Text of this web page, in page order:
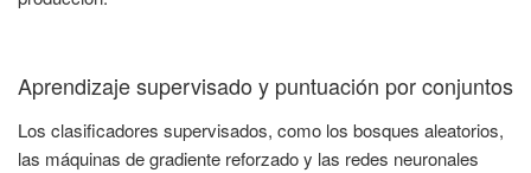
Aprendizaje supervisado y puntuación por conjuntos
Los clasificadores supervisados, como los bosques aleatorios,
las máquinas de gradiente reforzado y las redes neuronales